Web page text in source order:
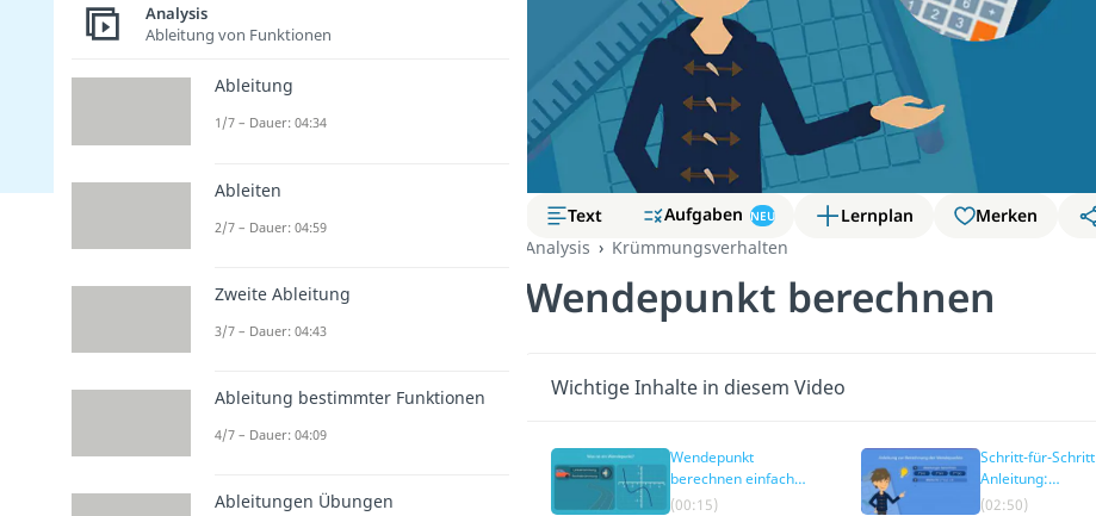
Text Aufgaben NEU Lernplan Merken
Analysis
Krümmungsverhalten
Wendepunkt berechnen
Wichtige Inhalte in diesem Video
Wendepunkt
berechnen einfach
erklärt
(00:15)
Schritt-für-Schritt
Anleitung:
Wendepunkt
(02:50)
Analysis
Ableitung von Funktionen
Ableitung
1/7 – Dauer: 04:34
Ableiten
2/7 – Dauer: 04:59
Zweite Ableitung
3/7 – Dauer: 04:43
Ableitung bestimmter Funktionen
4/7 – Dauer: 04:09
Ableitungen Übungen